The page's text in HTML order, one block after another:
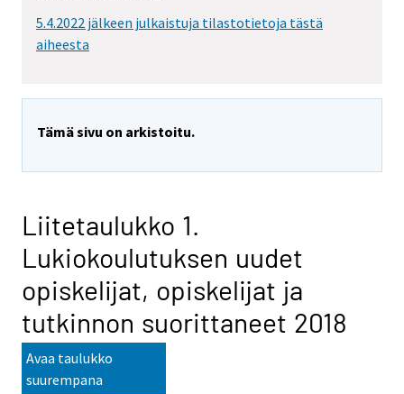
5.4.2022 jälkeen julkaistuja tilastotietoja tästä
aiheesta
Tämä sivu on arkistoitu.
Liitetaulukko 1.
Lukiokoulutuksen uudet
opiskelijat, opiskelijat ja
tutkinnon suorittaneet 2018
Avaa taulukko
suurempana